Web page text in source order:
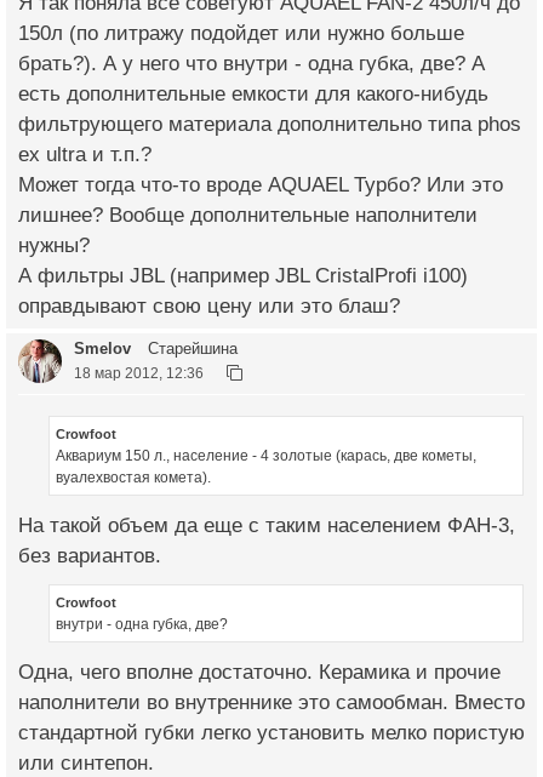
150л (по литражу подойдет или нужно больше
брать?). А у него что внутри - одна губка, две? А
есть дополнительные емкости для какого-нибудь
фильтрующего материала дополнительно типа phos
ex ultra и т.п.?
Может тогда что-то вроде AQUAEL Турбо? Или это
лишнее? Вообще дополнительные наполнители
нужны?
А фильтры JBL (например JBL CristalProfi i100)
оправдывают свою цену или это блаш?
Smelov Старейшина
18 мар 2012, 12:36
Crowfoot
Аквариум 150 л., население - 4 золотые (карась, две кометы,
вуалехвостая комета).
На такой объем да еще с таким населением ФАН-3,
без вариантов.
Crowfoot
внутри - одна губка, две?
Одна, чего вполне достаточно. Керамика и прочие
наполнители во внутреннике это самообман. Вместо
стандартной губки легко установить мелко пористую
или синтепон.